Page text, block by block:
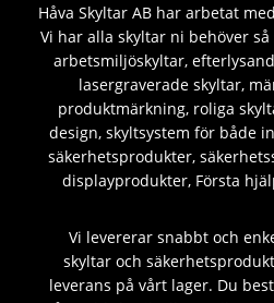
Håva Skyltar AB har arbetat
Vi har alla skyltar ni behöver
arbetsmiljöskyltar,
lasergraverade skyltar,
produktmärkning, roliga
design, skyltsystem för både
säkerhetsprodukter,
displayprodukter, Första
Vi levererar snabbt och
skyltar och
leverans på vårt lager. Du